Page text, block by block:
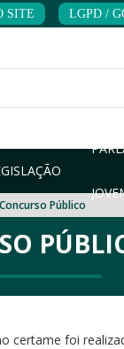
SITE LGPD /
Concurso Público
foi